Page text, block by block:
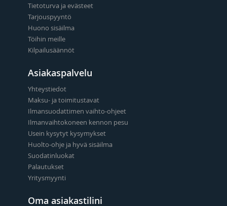
Tietoturva ja evästeet
Tarjouspyyntö
Huono sisäilma
Töihin meille
Kilpailusäännöt
Asiakaspalvelu
Yhteystiedot
Maksu- ja toimitustavat
Ilmansuodattimen vaihto-ohjeet
Ilmanvaihtokoneen kennon pesu
Usein kysytyt kysymykset
Huolto-ohje ja hyvä sisäilma
Suodatinluokat
Palautukset
Yritysmyynti
Oma asiakastilini